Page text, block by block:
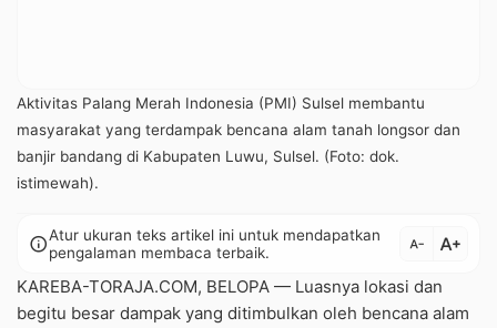
Aktivitas Palang Merah Indonesia (PMI) Sulsel membantu
masyarakat yang terdampak bencana alam tanah longsor dan
banjir bandang di Kabupaten Luwu, Sulsel. (Foto: dok.
istimewah).
infoAtur ukuran teks artikel ini untuk mendapatkan
pengalaman membaca terbaik.
text_decrease text_increase
KAREBA-TORAJA.COM, BELOPA — Luasnya lokasi dan
begitu besar dampak yang ditimbulkan oleh bencana alam